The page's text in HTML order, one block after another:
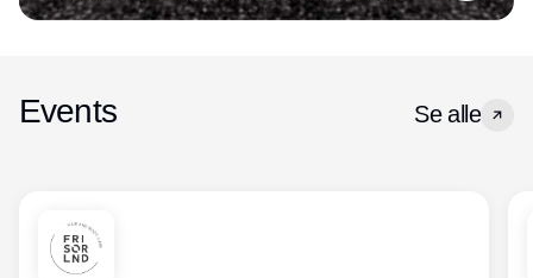
præget af digital transformation og
de nyeste tendenser og holde øje med
kundeoplevelsen, øges salget og
indtjeningen.
Events Se alle